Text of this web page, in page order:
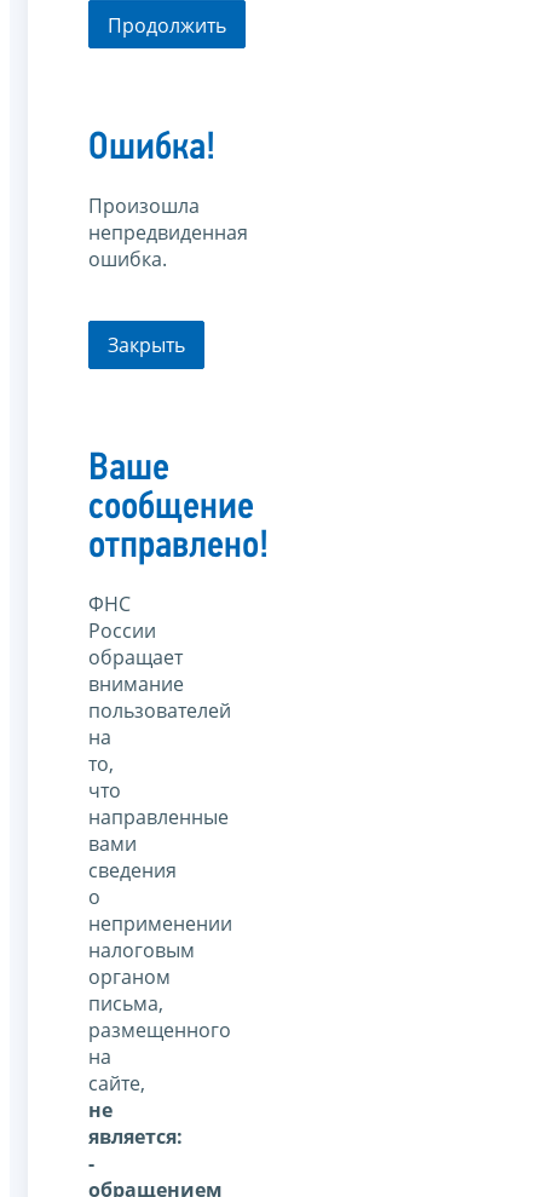
Продолжить
Ошибка!
Произошла
непредвиденная
ошибка.
Закрыть
Ваше
сообщение
отправлено!
ФНС
России
обращает
внимание
пользователей
на
то,
что
направленные
вами
сведения
о
неприменении
налоговым
органом
письма,
размещенного
на
сайте,
не
является:
-
обращением